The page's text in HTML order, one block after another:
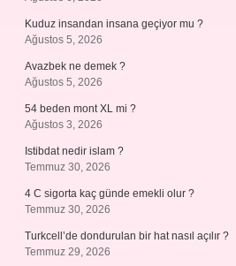
Kuduz insandan insana geçiyor mu ?
Ağustos 5, 2026
Avazbek ne demek ?
Ağustos 5, 2026
54 beden mont XL mi ?
Ağustos 3, 2026
Istibdat nedir islam ?
Temmuz 30, 2026
4 C sigorta kaç günde emekli olur ?
Temmuz 30, 2026
Turkcell’de dondurulan bir hat nasıl açılır ?
Temmuz 29, 2026